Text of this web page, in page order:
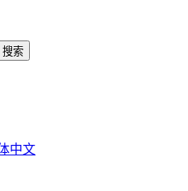
搜索
中文